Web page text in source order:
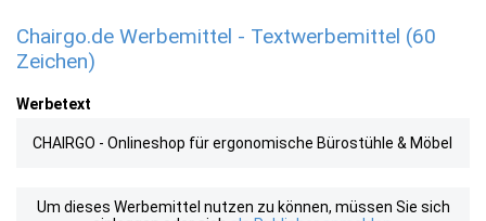
Chairgo.de Werbemittel - Textwerbemittel (60
Zeichen)
Werbetext
CHAIRGO - Onlineshop für ergonomische Bürostühle & Möbel
Um dieses Werbemittel nutzen zu können, müssen Sie sich